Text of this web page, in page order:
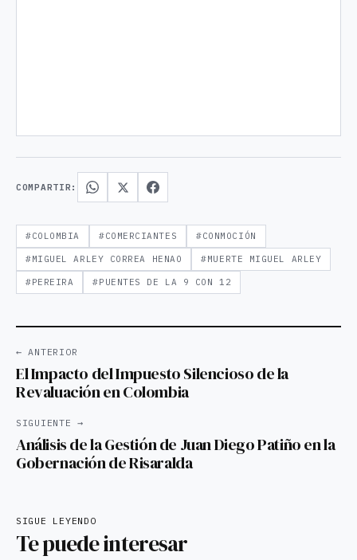
COMPARTIR:
#COLOMBIA #COMERCIANTES #CONMOCIÓN
#MIGUEL ARLEY CORREA HENAO #MUERTE MIGUEL ARLEY
#PEREIRA #PUENTES DE LA 9 CON 12
← ANTERIOR
El Impacto del Impuesto Silencioso de la
Revaluación en Colombia
SIGUIENTE →
Análisis de la Gestión de Juan Diego Patiño en la
Gobernación de Risaralda
SIGUE LEYENDO
Te puede interesar